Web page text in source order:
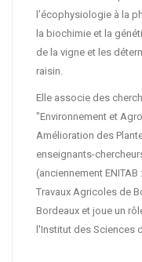
l’écophysiologie à la
la biochimie et la
de la vigne et les
raisin.
Elle associe des
"Environnement et
Amélioration des
enseignants-
(anciennement
Travaux Agricoles de
Bordeaux et joue un
l'Institut des Sciences